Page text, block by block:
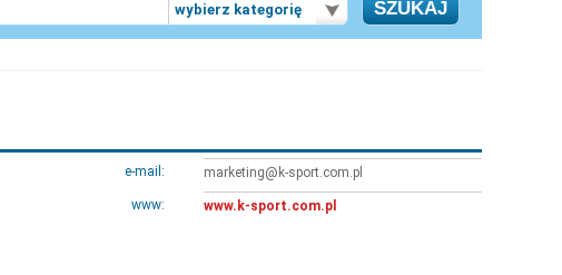
wybierz kategorię
e-mail: marketing@k-sport.com.pl
www: www.k-sport.com.pl